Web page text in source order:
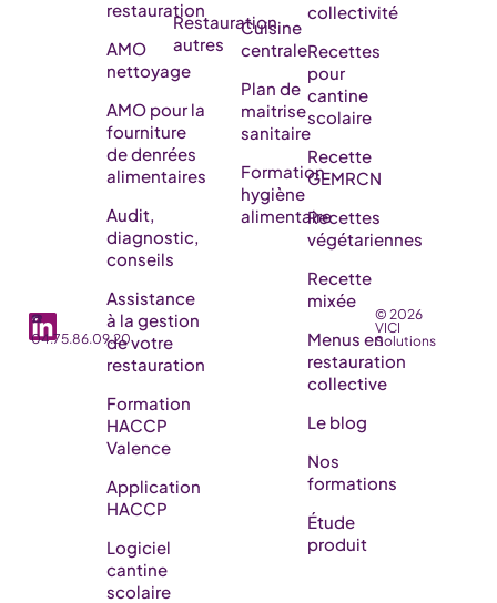
☎️
04.75.86.09.20
restauration
AMO
nettoyage
AMO pour la
fourniture
de denrées
alimentaires
Audit,
diagnostic,
conseils
Assistance
à la gestion
de votre
restauration
Formation
HACCP
Valence
Application
HACCP
Logiciel
cantine
scolaire
Restauration
autres
Cuisine
centrale
Plan de
maitrise
sanitaire
Formation
hygiène
alimentaire
collectivité
Recettes
pour
cantine
scolaire
Recette
GEMRCN
Recettes
végétariennes
Recette
mixée
Menus en
restauration
collective
Le blog
Nos
formations
Étude
produit
© 2026
VICI
Solutions